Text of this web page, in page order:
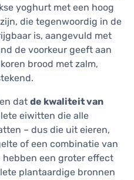
yoghurt met een hoog
die tegenwoordig in de
is, aangevuld met
de voorkeur geeft aan
brood met zalm,
dat de kwaliteit van
eiwitten die alle
– dus die uit eieren,
of een combinatie van
een groter effect
plantaardige bronnen